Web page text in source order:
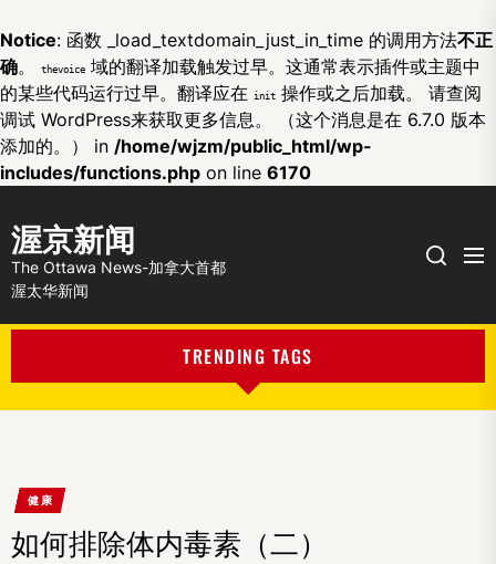
Notice: 函数 _load_textdomain_just_in_time 的调用方法不正
确。 thevoice 域的翻译加载触发过早。这通常表示插件或主题中
的某些代码运行过早。翻译应在
init 操作或之后加载。 请查阅
调试 WordPress来获取更多信息。 （这个消息是在 6.7.0 版本
添加的。） in /home/wjzm/public_html/wp-
includes/functions.php on line 6170
渥京新闻
The Ottawa News-加拿大首都
渥太华新闻
Search
TRENDING TAGS
健康
如何排除体内毒素（二）